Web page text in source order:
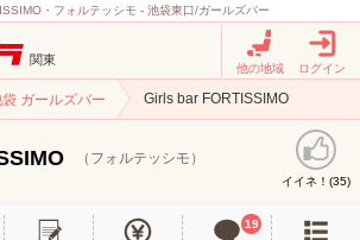
・フォルテッシモ - 池袋東口/ガールズバー
関東
他の地域 ログイン
ガールズバー Girls bar FORTISSIMO
（フォルテッシモ）
イイネ！(35)
19